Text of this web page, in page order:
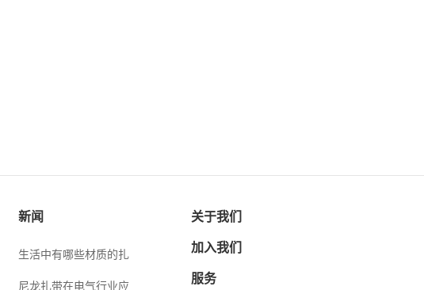
新闻
生活中有哪些材质的扎
尼龙扎带在电气行业应
关于我们
加入我们
服务